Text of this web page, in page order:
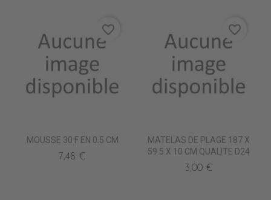
MOUSSE 30 F EN 0.5 CM
7,48 €
favorite_border
MATELAS DE PLAGE 187 X
59.5 X 10 CM QUALITE D24
3,00 €
favorite_border